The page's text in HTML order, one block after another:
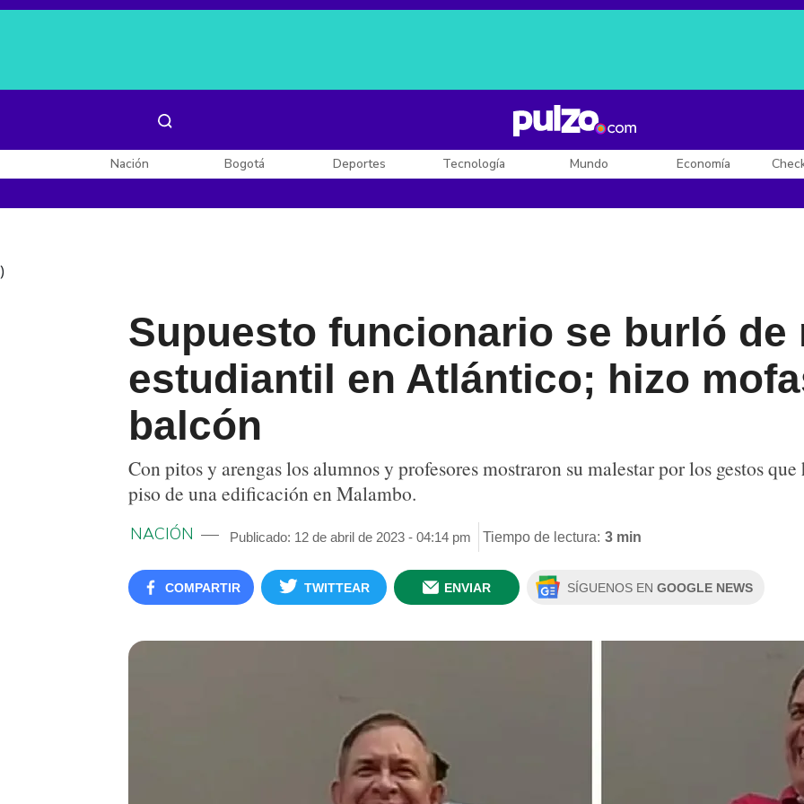
Posesión de De la Espriella
Nación Bogotá Deportes Tecnología Mundo Economía
)
Supuesto funcionario se burló de
estudiantil en Atlántico; hizo
balcón
Con pitos y arengas los alumnos y profesores mostraron su malestar por los gestos
piso de una edificación en Malambo.
NACIÓN Publicado: 12 de abril de 2023 - 04:14 pm Tiempo de lectura: 3 min
COMPARTIR TWITTEAR ENVIAR SÍGUENOS EN GOOGLE NEWS